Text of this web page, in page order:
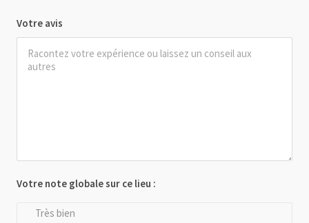
Votre avis
Votre note globale sur ce lieu :
Très bien